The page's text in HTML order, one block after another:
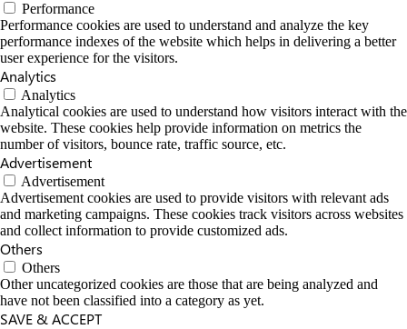
Performance
Performance cookies are used to understand and analyze the key
performance indexes of the website which helps in delivering a better
user experience for the visitors.
Analytics
Analytics
Analytical cookies are used to understand how visitors interact with the
website. These cookies help provide information on metrics the
number of visitors, bounce rate, traffic source, etc.
Advertisement
Advertisement
Advertisement cookies are used to provide visitors with relevant ads
and marketing campaigns. These cookies track visitors across websites
and collect information to provide customized ads.
Others
Others
Other uncategorized cookies are those that are being analyzed and
have not been classified into a category as yet.
SAVE & ACCEPT